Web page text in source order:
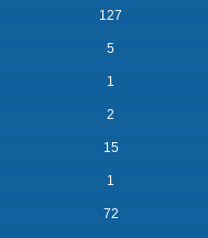
127
5
1
2
15
1
72